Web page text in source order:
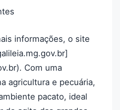
informações, o site
Com uma
agricultura e pecuária,
pacato, ideal